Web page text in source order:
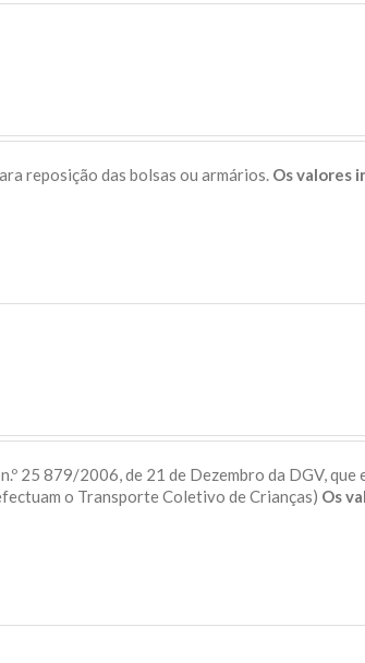
reposição das bolsas ou armários. Os valores
25 879/2006, de 21 de Dezembro da DGV, que
o Transporte Coletivo de Crianças) Os